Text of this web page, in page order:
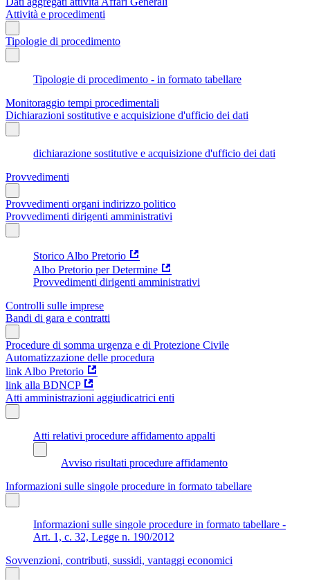
Attività e procedimenti
Tipologie di procedimento
Tipologie di procedimento - in formato tabellare
Monitoraggio tempi procedimentali
Dichiarazioni sostitutive e acquisizione d'ufficio dei dati
dichiarazione sostitutive e acquisizione d'ufficio dei dati
Provvedimenti
Provvedimenti organi indirizzo politico
Provvedimenti dirigenti amministrativi
Storico Albo Pretorio
Albo Pretorio per Determine
Provvedimenti dirigenti amministrativi
Controlli sulle imprese
Bandi di gara e contratti
Procedure di somma urgenza e di Protezione Civile
Automatizzazione delle procedura
link Albo Pretorio
link alla BDNCP
Atti amministrazioni aggiudicatrici enti
Atti relativi procedure affidamento appalti
Avviso risultati procedure affidamento
Informazioni sulle singole procedure in formato tabellare
Informazioni sulle singole procedure in formato tabellare -
Art. 1, c. 32, Legge n. 190/2012
Sovvenzioni, contributi, sussidi, vantaggi economici